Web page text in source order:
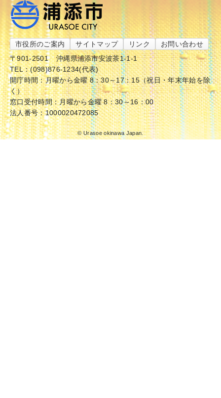
市役所のご案内 サイトマップ リンク
お問い合わせ
〒901-2501
沖縄県浦添市安波茶1-1-1
TEL：(098)876-1234(代表)
開庁時間：月曜から金曜 8：30～17：15（祝日・年末年始を除
く）
窓口受付時間：月曜から金曜 8：30～16：00
法人番号：1000020472085
© Urasoe okinawa Japan.